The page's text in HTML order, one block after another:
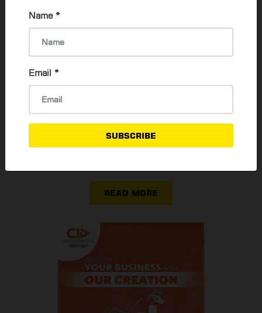
Name *
Email *
SUBSCRIBE
တိုးခြင်းအတွက် လမ်းညွှန်
Su Mon Oo 3 Aug, 2023
READ MORE